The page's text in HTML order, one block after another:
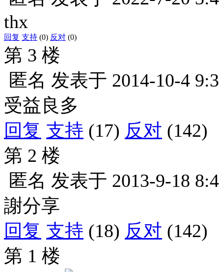
thx
回复 支持 (0) 反对 (0)
第 3 楼
匿名 发表于 2014-10-4
受益良多
回复 支持 (17) 反对 (142)
第 2 楼
匿名 发表于 2013-9-18
謝分享
回复 支持 (18) 反对 (142)
第 1 楼